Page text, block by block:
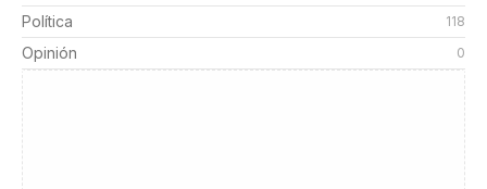
Política 118
Opinión 0